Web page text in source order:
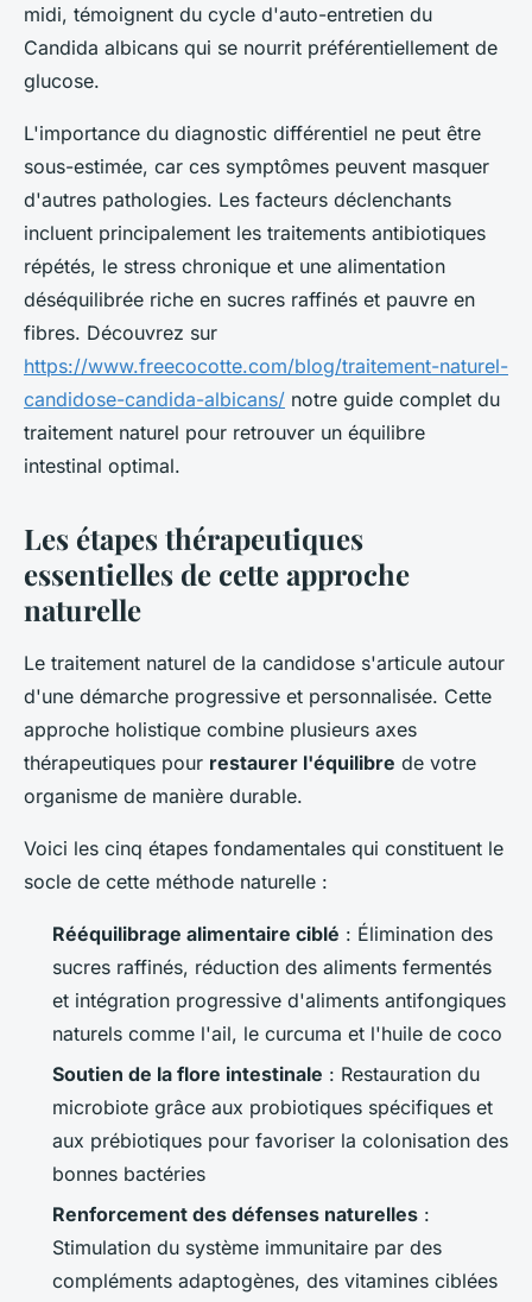
midi, témoignent du cycle d'auto-entretien du
Candida albicans qui se nourrit préférentiellement de
glucose.
L'importance du diagnostic différentiel ne peut être
sous-estimée, car ces symptômes peuvent masquer
d'autres pathologies. Les facteurs déclenchants
incluent principalement les traitements antibiotiques
répétés, le stress chronique et une alimentation
déséquilibrée riche en sucres raffinés et pauvre en
fibres. Découvrez sur
https://www.freecocotte.com/blog/traitement-naturel-
candidose-candida-albicans/ notre guide complet du
traitement naturel pour retrouver un équilibre
intestinal optimal.
Les étapes thérapeutiques
essentielles de cette approche
naturelle
Le traitement naturel de la candidose s'articule autour
d'une démarche progressive et personnalisée. Cette
approche holistique combine plusieurs axes
thérapeutiques pour restaurer l'équilibre de votre
organisme de manière durable.
Voici les cinq étapes fondamentales qui constituent le
socle de cette méthode naturelle :
Rééquilibrage alimentaire ciblé : Élimination des
sucres raffinés, réduction des aliments fermentés
et intégration progressive d'aliments antifongiques
naturels comme l'ail, le curcuma et l'huile de coco
Soutien de la flore intestinale : Restauration du
microbiote grâce aux probiotiques spécifiques et
aux prébiotiques pour favoriser la colonisation des
bonnes bactéries
Renforcement des défenses naturelles :
Stimulation du système immunitaire par des
compléments adaptogènes, des vitamines ciblées